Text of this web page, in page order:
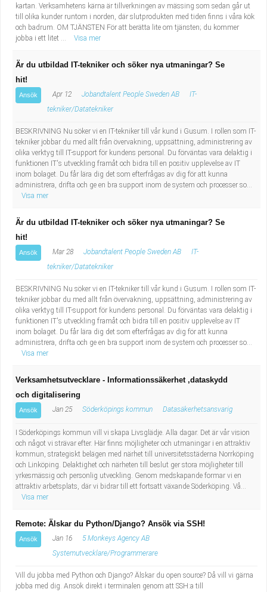
kartan. Verksamhetens kärna är tillverkningen av mässing som sedan går ut
till olika kunder runtom i norden, där slutprodukten med tiden finns i våra kök
och badrum. OM TJÄNSTEN För att berätta lite om tjänsten; du kommer
jobba i ett litet ...
Visa mer
Är du utbildad IT-tekniker och söker nya utmaningar? Se
hit!
Ansök Apr 12 Jobandtalent People Sweden AB
IT-
tekniker/Datatekniker
BESKRIVNING Nu söker vi en IT-tekniker till vår kund i Gusum. I rollen som IT-
tekniker jobbar du med allt från övervakning, uppsättning, administrering av
olika verktyg till IT-support för kundens personal. Du förväntas vara delaktig i
funktionen IT's utveckling framåt och bidra till en positiv upplevelse av IT
inom bolaget. Du får lära dig det som efterfrågas av dig för att kunna
administrera, drifta och ge en bra support inom de system och processer so...
Visa mer
Är du utbildad IT-tekniker och söker nya utmaningar? Se
hit!
Ansök Mar 28 Jobandtalent People Sweden AB
IT-
tekniker/Datatekniker
BESKRIVNING Nu söker vi en IT-tekniker till vår kund i Gusum. I rollen som IT-
tekniker jobbar du med allt från övervakning, uppsättning, administrering av
olika verktyg till IT-support för kundens personal. Du förväntas vara delaktig i
funktionen IT's utveckling framåt och bidra till en positiv upplevelse av IT
inom bolaget. Du får lära dig det som efterfrågas av dig för att kunna
administrera, drifta och ge en bra support inom de system och processer so...
Visa mer
Verksamhetsutvecklare - Informationssäkerhet ,dataskydd
och digitalisering
Ansök Jan 25 Söderköpings kommun Datasäkerhetsansvarig
I Söderköpings kommun vill vi skapa Livsglädje. Alla dagar. Det är vår vision
och något vi strävar efter. Här finns möjligheter och utmaningar i en attraktiv
kommun, strategiskt belägen med närhet till universitetsstäderna Norrköping
och Linköping. Delaktighet och närheten till beslut ger stora möjligheter till
yrkesmässig och personlig utveckling. Genom medskapande formar vi en
attraktiv arbetsplats, där vi bidrar till ett fortsatt växande Söderköping. Vå...
Visa mer
Remote: Älskar du Python/Django? Ansök via SSH!
Ansök Jan 16
5 Monkeys Agency AB
Systemutvecklare/Programmerare
Vill du jobba med Python och Django? Älskar du open source? Då vill vi gärna
jobba med dig. Ansök direkt i terminalen genom att SSH:a till